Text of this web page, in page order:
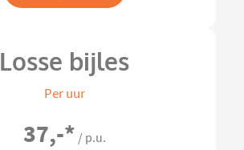
Losse bijles
Per uur
37,-* / p.u.